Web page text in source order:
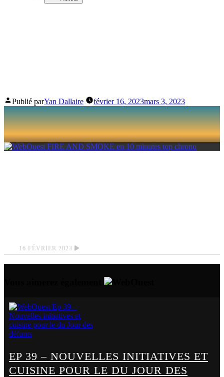
Publié parYan Dallaire février 16, 2023mars 3, 2023
16 FÉVRIER 2023
EP 39 – NOUVELLES INITIATIVES ET
CUISINE POUR LE DU JOUR DES